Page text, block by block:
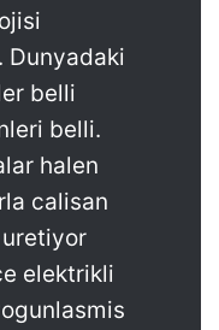
Dunyadaki
belli
belli.
halen
calisan
elektrikli